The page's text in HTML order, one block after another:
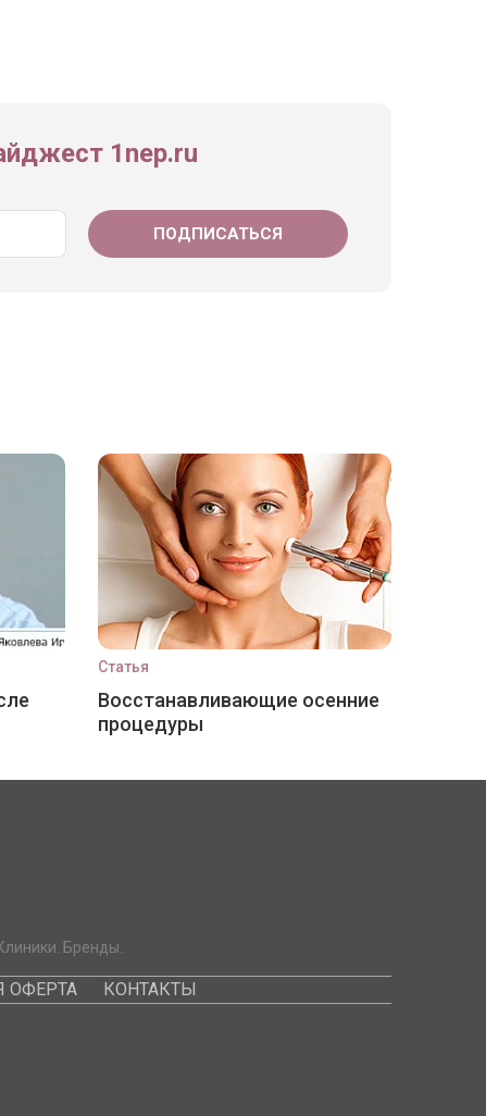
1nep.ru
Статья
Восстанавливающие осенние
процедуры
Бренды.
ОФЕРТА КОНТАКТЫ